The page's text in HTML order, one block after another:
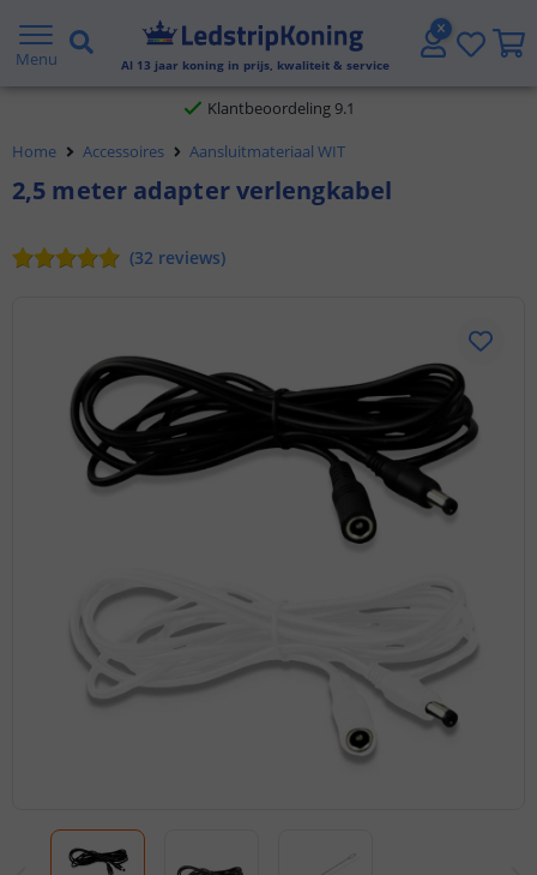
Menu Al 13 jaar koning in prijs, kwaliteit & service
Gratis verzending vanaf € 20,- NL en BE
Klantbeoordeling 9.1
Voor 23:45 uur besteld,morgen in huis
Home Accessoires Aansluitmateriaal WIT
2,5 meter adapter verlengkabel
(32 reviews)